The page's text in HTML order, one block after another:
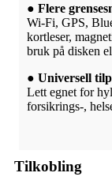
● Flere
Wi-Fi, GPS,
kortleser,
bruk på disken
● Universell
Lett egnet for
forsikrings-,
Tilkobling